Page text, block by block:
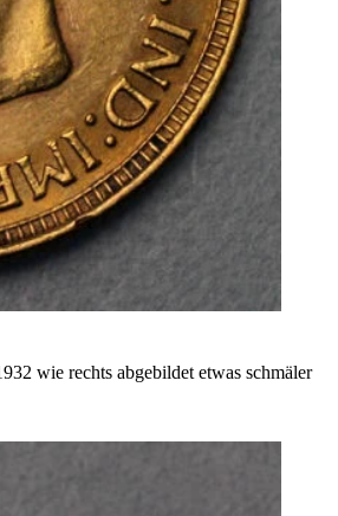
wie rechts abgebildet etwas schmäler